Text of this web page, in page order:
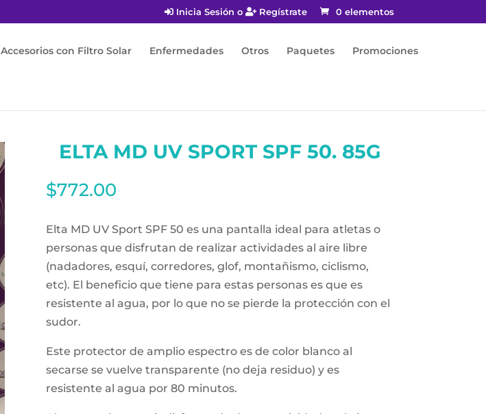
Inicia Sesión o Regístrate 0 elementos
Accesorios con Filtro Solar Enfermedades Otros Paquetes Promociones
ELTA MD UV SPORT SPF 50. 85G
$772.00
Elta MD UV Sport SPF 50 es una pantalla ideal para atletas o
personas que disfrutan de realizar actividades al aire libre
(nadadores, esquí, corredores, glof, montañismo, ciclismo,
etc). El beneficio que tiene para estas personas es que es
resistente al agua, por lo que no se pierde la protección con el
sudor.
Este protector de amplio espectro es de color blanco al
secarse se vuelve transparente (no deja residuo) y es
resistente al agua por 80 minutos.